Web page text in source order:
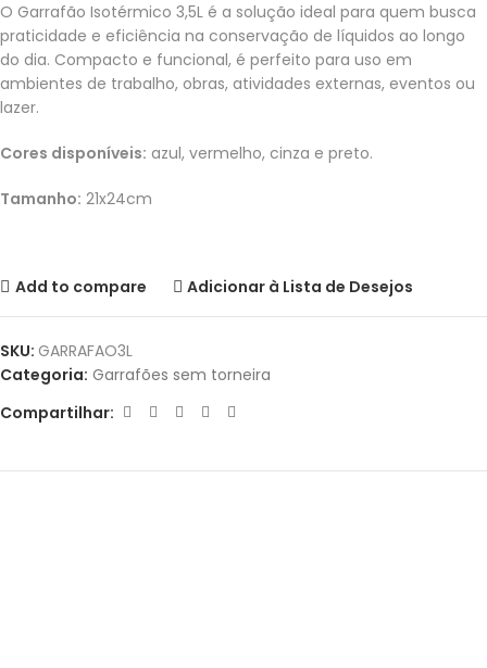
O Garrafão Isotérmico 3,5L é a solução ideal para quem busca
praticidade e eficiência na conservação de líquidos ao longo
do dia. Compacto e funcional, é perfeito para uso em
ambientes de trabalho, obras, atividades externas, eventos ou
lazer.
Cores disponíveis: azul, vermelho, cinza e preto.
Tamanho: 21x24cm
Add to compare Adicionar à Lista de Desejos
SKU: GARRAFAO3L
Categoria: Garrafões sem torneira
Compartilhar: